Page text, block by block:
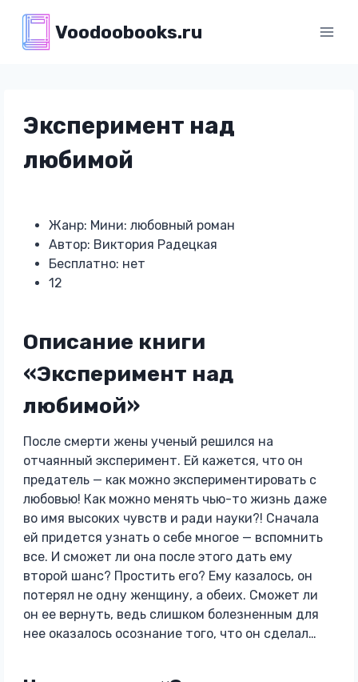
содержимому
Voodoobooks.ru
Эксперимент над
любимой
Жанр: Мини: любовный роман
Автор: Виктория Радецкая
Бесплатно: нет
12
Описание книги
«Эксперимент над
любимой»
После смерти жены ученый решился на
отчаянный эксперимент. Ей кажется, что он
предатель — как можно экспериментировать с
любовью! Как можно менять чью-то жизнь даже
во имя высоких чувств и ради науки?! Сначала
ей придется узнать о себе многое — вспомнить
все. И сможет ли она после этого дать ему
второй шанс? Простить его? Ему казалось, он
потерял не одну женщину, а обеих. Сможет ли
он ее вернуть, ведь слишком болезненным для
нее оказалось осознание того, что он сделал…